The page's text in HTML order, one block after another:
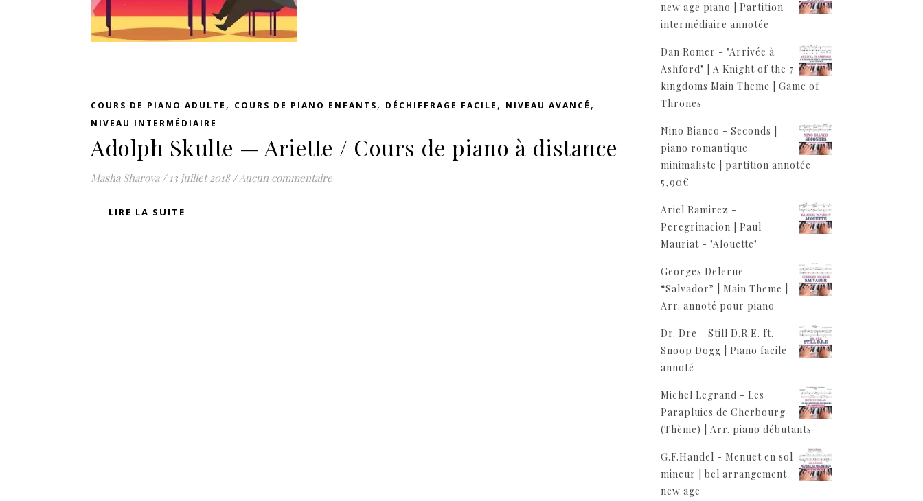
COURS DE PIANO ADULTE , COURS DE PIANO ENFANTS, DÉCHIFFRAGE FACILE , NIVEAU AVANCÉ ,
NIVEAU INTERMÉDIAIRE
Adolph Skulte — Ariette / Cours de piano à distance
Masha Sharova / 13 juillet 2018 /Aucun commentaire
LIRE LA SUITE
new age piano | Partition
intermédiaire annotée
Dan Romer - "Arrivée à
Ashford" | A Knight of the 7
kingdoms Main Theme | Game of
Thrones
Nino Bianco - Seconds |
piano romantique
minimaliste | partition annotée
5,90€
Ariel Ramirez -
Peregrinacion | Paul
Mauriat - "Alouette"
Georges Delerue —
“Salvador” | Main Theme |
Arr. annoté pour piano
Dr. Dre - Still D.R.E. ft.
Snoop Dogg | Piano facile
annoté
Michel Legrand - Les
Parapluies de Cherbourg
(Thème) | Arr. piano débutants
G.F.Handel - Menuet en sol
mineur | bel arrangement
new age